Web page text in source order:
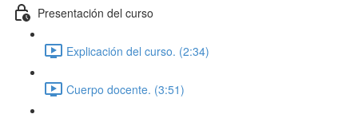
Presentación del curso
Explicación del curso. (2:34)
Cuerpo docente. (3:51)